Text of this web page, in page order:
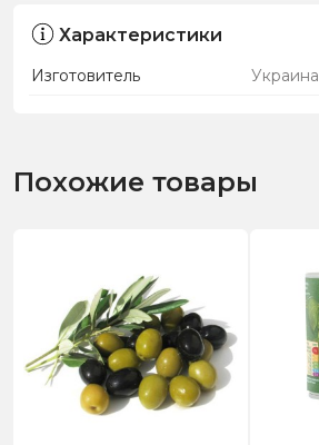
Характеристики
Изготовитель Украина
Похожие товары